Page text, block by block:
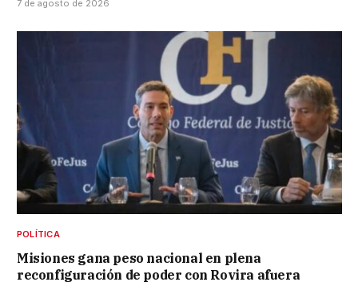
7 de agosto de 2026
POLÍTICA
Misiones gana peso nacional en plena
reconfiguración de poder con Rovira afuera